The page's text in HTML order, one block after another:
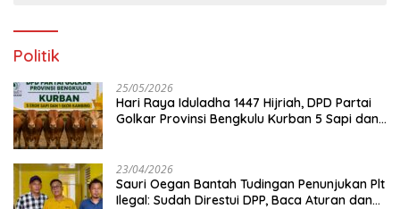
Politik
25/05/2026
Hari Raya Iduladha 1447 Hijriah, DPD Partai
Golkar Provinsi Bengkulu Kurban 5 Sapi dan 1
23/04/2026
Sauri Oegan Bantah Tudingan Penunjukan Plt
Ilegal: Sudah Direstui DPP, Baca Aturan dan